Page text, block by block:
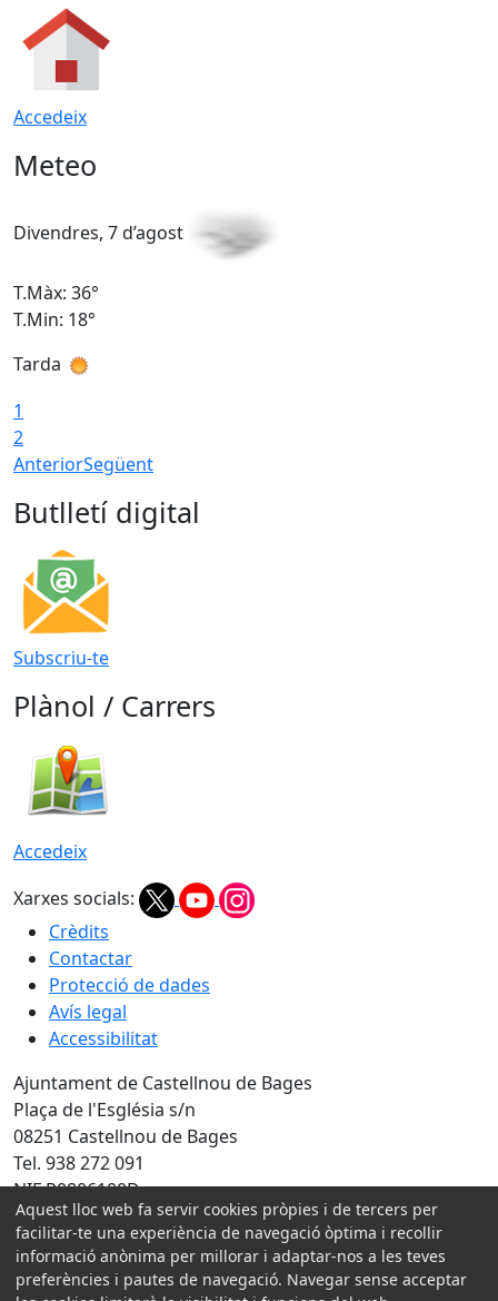
Accedeix
Meteo
Divendres, 7 d’agost
T.Màx: 36°
T.Min: 18°
Tarda
1
2
AnteriorSegüent
Butlletí digital
Subscriu-te
Plànol / Carrers
Accedeix
Xarxes socials:
Crèdits
Contactar
Protecció de dades
Avís legal
Accessibilitat
Ajuntament de Castellnou de Bages
Plaça de l'Església s/n
08251 Castellnou de Bages
Tel. 938 272 091
NIF P0806100D
Amb la col·laboració de:
Aquest lloc web fa servir cookies pròpies i de tercers per
facilitar-te una experiència de navegació òptima i recollir
informació anònima per millorar i adaptar-nos a les teves
preferències i pautes de navegació. Navegar sense acceptar